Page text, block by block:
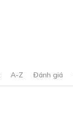
A-Z Đánh giá